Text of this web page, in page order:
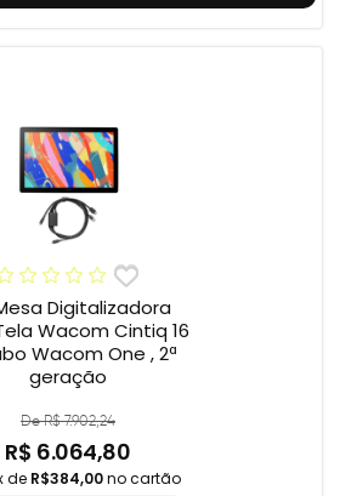
Digitalizadora
Wacom Cintiq 16
Wacom One , 2ª
geração
De R$ 7.902,24
R$ 6.064,80
de R$384,00no cartão